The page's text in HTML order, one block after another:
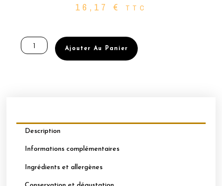
16,17 € TTC
de
BOÎTE
Ajouter Au Panier
Description
Informations complémentaires
Ingrédients et allergènes